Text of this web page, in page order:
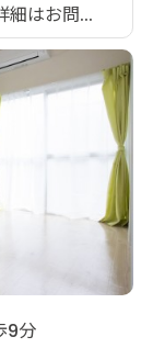
細はお問...
9分